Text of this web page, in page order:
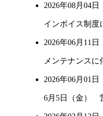
2026年08月04日
インボイス制度
2026年06月11日
メンテナンス
2026年06月01日
6月5日（金）